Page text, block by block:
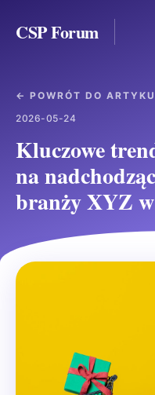
CSP Forum
← POWRÓT DO
2026-05-24
Kluczowe
na
branży XYZ